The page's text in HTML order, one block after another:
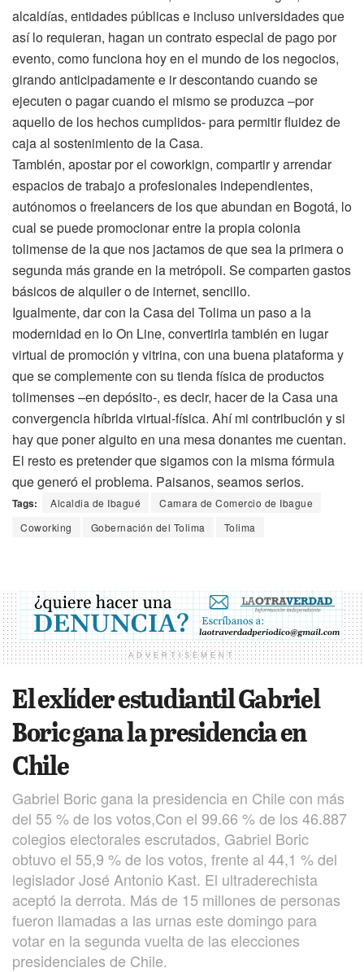
alcaldías, entidades públicas e incluso universidades que
así lo requieran, hagan un contrato especial de pago por
evento, como funciona hoy en el mundo de los negocios,
girando anticipadamente e ir descontando cuando se
ejecuten o pagar cuando el mismo se produzca –por
aquello de los hechos cumplidos- para permitir fluidez de
caja al sostenimiento de la Casa.
También, apostar por el coworkign, compartir y arrendar
espacios de trabajo a profesionales independientes,
autónomos o freelancers de los que abundan en Bogotá, lo
cual se puede promocionar entre la propia colonia
tolimense de la que nos jactamos de que sea la primera o
segunda más grande en la metrópoli. Se comparten gastos
básicos de alquiler o de internet, sencillo.
Igualmente, dar con la Casa del Tolima un paso a la
modernidad en lo On Line, convertirla también en lugar
virtual de promoción y vitrina, con una buena plataforma y
que se complemente con su tienda física de productos
tolimenses –en depósito-, es decir, hacer de la Casa una
convergencia híbrida virtual-física. Ahí mi contribución y si
hay que poner alguito en una mesa donantes me cuentan.
El resto es pretender que sigamos con la misma fórmula
que generó el problema. Paisanos, seamos serios.
Tags: Alcaldia de Ibagué
Camara de Comercio de Ibague
Coworking
Gobernación del Tolima Tolima
ADVERTISEMENT
El exlíder estudiantil Gabriel
Boric gana la presidencia en
Chile
Gabriel Boric gana la presidencia en Chile con más
del 55 % de los votos,Con el 99.66 % de los 46.887
colegios electorales escrutados, Gabriel Boric
obtuvo el 55,9 % de los votos, frente al 44,1 % del
legislador José Antonio Kast. El ultraderechista
aceptó la derrota. Más de 15 millones de personas
fueron llamadas a las urnas este domingo para
votar en la segunda vuelta de las elecciones
presidenciales de Chile.